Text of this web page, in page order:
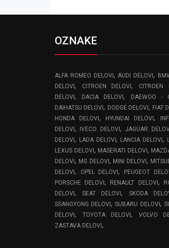
OZNAKE
ALFA ROMEO DELOVI ,AUDI DELOVI,
DELOVI , CITROEN DELOVI, CITROEN
DELOVI , DACIA DELOVI, DAEWOO -
DAIHATSU DELOVI, DODGE DELOVI, FIAT
HONDA DELOVI , HYUNDAI DELOVI ,
DELOVI , IVECO DELOVI ,JAGUAR
DELOVI , LADA DELOVI , LANCIA DELOVI,
LEXUS DELOVI , MASERATI DELOVI ,
DELOVI , MG DELOVI , MINI DELOVI,
DELOVI , OPEL DELOVI, PEUGEOT
PORSCHE DELOVI, RENAULT DELOVI ,
DELOVI ,SEAT DELOVI, SKODA
SSANGYONG DELOVI,SUBARU DELOVI ,
DELOVI , TOYOTA DELOVI, VOLVO
ZASTAVA DELOVI ,